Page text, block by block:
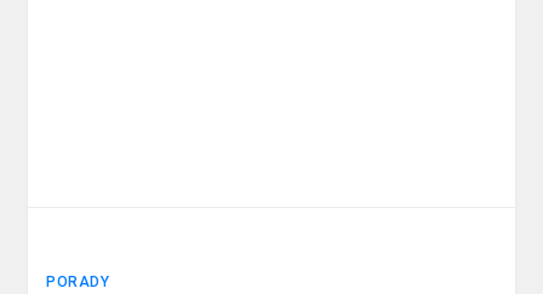
PORADY